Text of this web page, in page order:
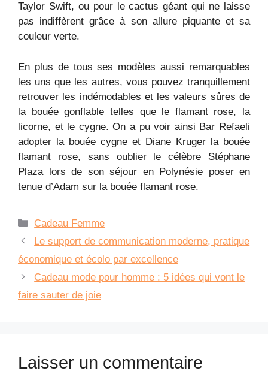
Taylor Swift, ou pour le cactus géant qui ne laisse
pas indiffèrent grâce à son allure piquante et sa
couleur verte.
En plus de tous ses modèles aussi remarquables
les uns que les autres, vous pouvez tranquillement
retrouver les indémodables et les valeurs sûres de
la bouée gonflable telles que le flamant rose, la
licorne, et le cygne. On a pu voir ainsi Bar Refaeli
adopter la bouée cygne et Diane Kruger la bouée
flamant rose, sans oublier le célèbre Stéphane
Plaza lors de son séjour en Polynésie poser en
tenue d’Adam sur la bouée flamant rose.
Catégories
Cadeau Femme
Le support de communication moderne, pratique
économique et écolo par excellence
Cadeau mode pour homme : 5 idées qui vont le
faire sauter de joie
Laisser un commentaire